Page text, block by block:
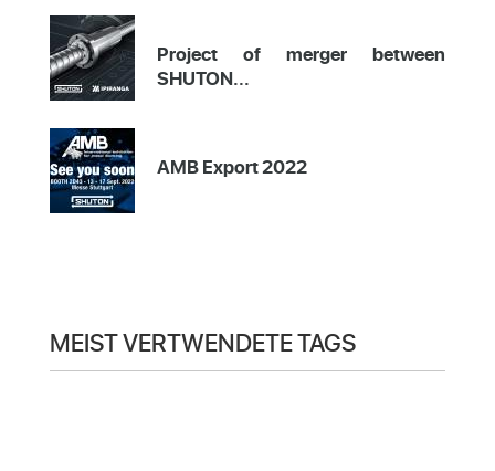
Project of merger between
SHUTON...
AMB Export 2022
MEIST VERTWENDETE TAGS